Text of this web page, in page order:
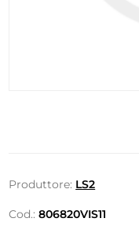
Produttore: LS2
Cod.: 806820VIS11